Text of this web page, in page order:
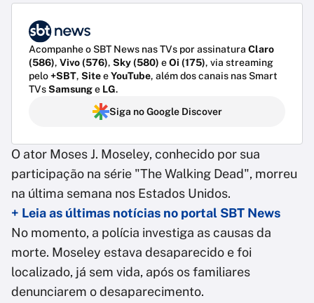
Acompanhe o SBT News nas TVs por assinatura Claro
(586), Vivo (576), Sky (580) eOi (175), via streaming
pelo+SBT, SiteeYouTube, além dos canais nas Smart
TVsSamsunge LG.
Siga no Google Discover
O ator Moses J. Moseley, conhecido por sua
participação na série "The Walking Dead", morreu
na última semana nos Estados Unidos.
+ Leia as últimas notícias no portal SBT News
No momento, a polícia investiga as causas da
morte. Moseley estava desaparecido e foi
localizado, já sem vida, após os familiares
denunciarem o desaparecimento.